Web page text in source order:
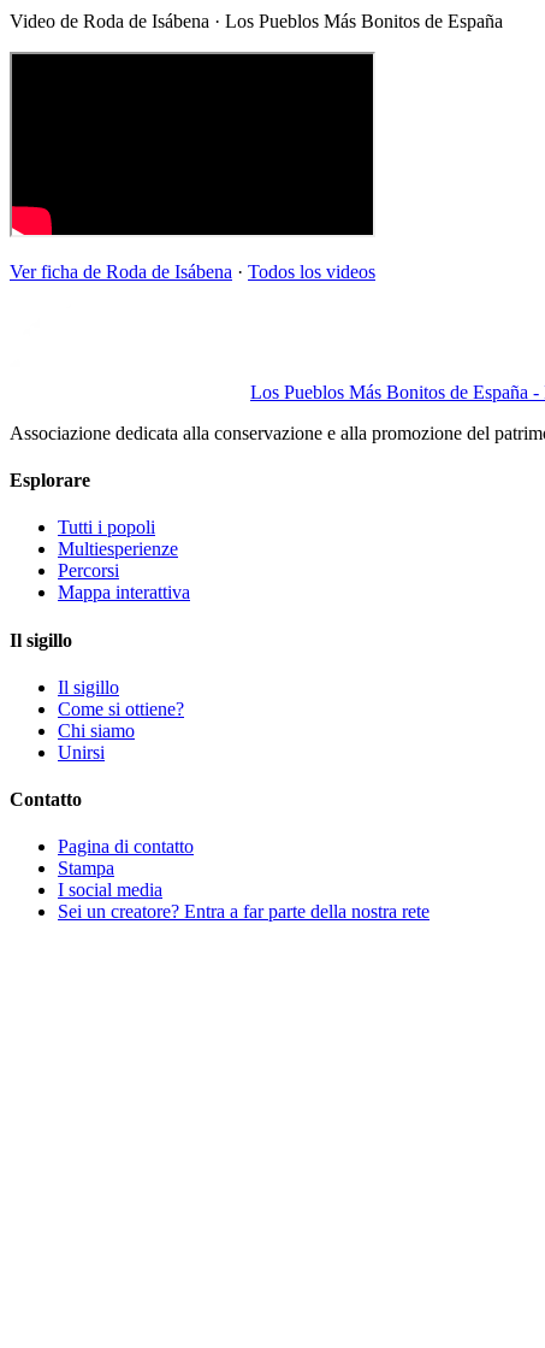
Video de Roda de Isábena · Los Pueblos Más Bonitos de España
Ver ficha de Roda de Isábena · Todos los videos
Los Pueblos Más Bonitos de España
Associazione dedicata alla conservazione e alla promozione del
Esplorare
Tutti i popoli
Multiesperienze
Percorsi
Mappa interattiva
Il sigillo
Il sigillo
Come si ottiene?
Chi siamo
Unirsi
Contatto
Pagina di contatto
Stampa
I social media
Sei un creatore? Entra a far parte della nostra rete